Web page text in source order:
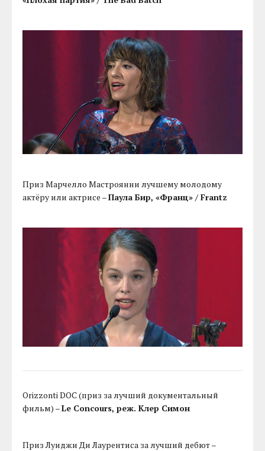
Приз Марчелло Мастроянни лучшему молодому
актёру или актрисе –Паула Бир, «Франц» / Frantz
Orizzonti DOC (приз за лучший документальный
фильм) –Le Concours, реж. Клер Симон
Приз Луиджи Ди Лаурентиса за лучший дебют –